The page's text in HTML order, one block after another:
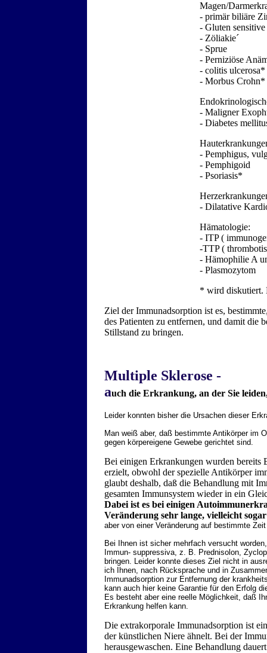
Magen/
- primär biliäre
- Gluten
- Zöliakie´
- Sprue
- Perniziöse
- colitis ulcerosa*
- Morbus Crohn*
- Maligner
- Diabetes
- Pemphigus,
- Pemphigoid
- Psoriasis*
- Dilatative
Hämatologie:
- ITP (
-TTP (
- Hämophilie A
- Plasmozytom
* wird diskutiert.
Ziel der Immunadsorption ist es,
des Patienten zu entfernen, und damit die
Stillstand zu bringen.
Multiple Sklerose -
auch die Erkrankung, an der Sie
Leider konnten bisher die Ursachen dieser
Man weiß aber, daß bestimmte Antikörper im
gegen körpereigene Gewebe gerichtet sind.
Bei einigen Erkrankungen wurden
erzielt, obwohl der spezielle Antikörper
glaubt deshalb, daß die Behandlung mit
gesamten Immunsystem wieder in ein
Dabei ist es bei einigen
Veränderung sehr lange, vielleicht
aber von einer Veränderung auf bestimmte
Bei Ihnen ist sicher mehrfach versucht
Immun- suppressiva, z. B. Prednisolon,
bringen. Leider konnte dieses Ziel nicht in
ich Ihnen, nach Rücksprache und in
Immunadsorption zur Entfernung der
kann auch hier keine Garantie für den Erfolg
Es besteht aber eine reelle Möglichkeit, daß
Erkrankung helfen kann.
Die extrakorporale Immunadsorption ist
der künstlichen Niere ähnelt. Bei der
herausgewaschen. Eine Behandlung